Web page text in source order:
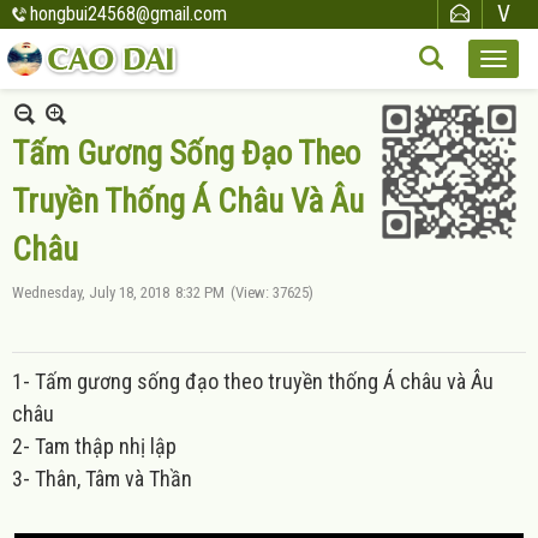
hongbui24568@gmail.com
Tấm Gương Sống Đạo Theo
Truyền Thống Á Châu Và Âu
Châu
Wednesday, July 18, 2018 8:32 PM (View: 37625)
1- Tấm gương sống đạo theo truyền thống Á châu và Âu
châu
2- Tam thập nhị lập
3- Thân, Tâm và Thần